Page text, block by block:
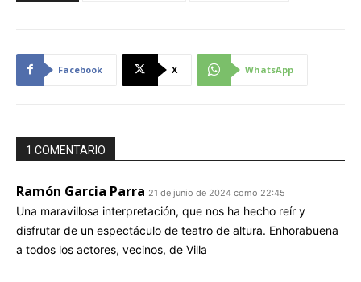
Facebook X WhatsApp
1 COMENTARIO
Ramón Garcia Parra 21 de junio de 2024 como 22:45
Una maravillosa interpretación, que nos ha hecho reír y
disfrutar de un espectáculo de teatro de altura. Enhorabuena
a todos los actores, vecinos, de Villa